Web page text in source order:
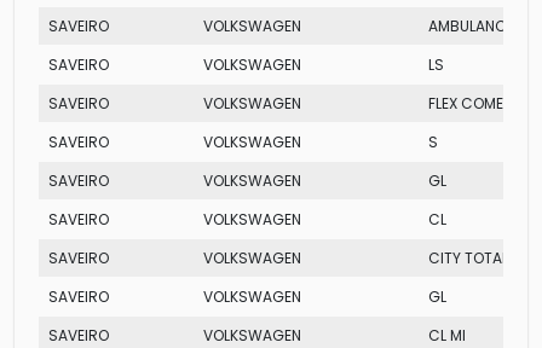
SAVEIRO
VOLKSWAGEN
AMBULANCIA
SAVEIRO
VOLKSWAGEN
LS
SAVEIRO
VOLKSWAGEN
FLEX
SAVEIRO
VOLKSWAGEN
S
SAVEIRO
VOLKSWAGEN
GL
SAVEIRO
VOLKSWAGEN
CL
SAVEIRO
VOLKSWAGEN
CITY TOTAL FLEX
SAVEIRO
VOLKSWAGEN
GL
SAVEIRO
VOLKSWAGEN
CL MI